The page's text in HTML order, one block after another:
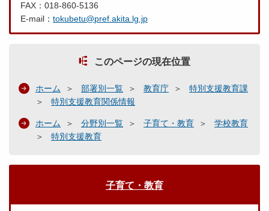
FAX：018-860-5136
E-mail： tokubetu@pref.akita.lg.jp
このページの現在位置
ホーム 部署別一覧 教育庁
特別支援教育課
特別支援教育関係情報
ホーム 分野別一覧 子育て・教育
学校教育
特別支援教育
子育て・教育